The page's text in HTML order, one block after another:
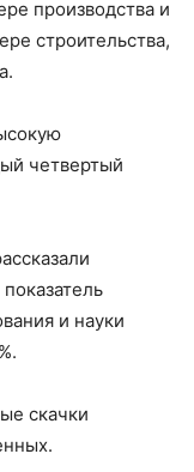
производства и
строительства,
четвертый
и науки
скачки